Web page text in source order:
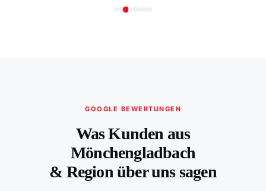
GOOGLE BEWERTUNGEN
Was Kunden aus
Mönchengladbach
& Region über uns sagen